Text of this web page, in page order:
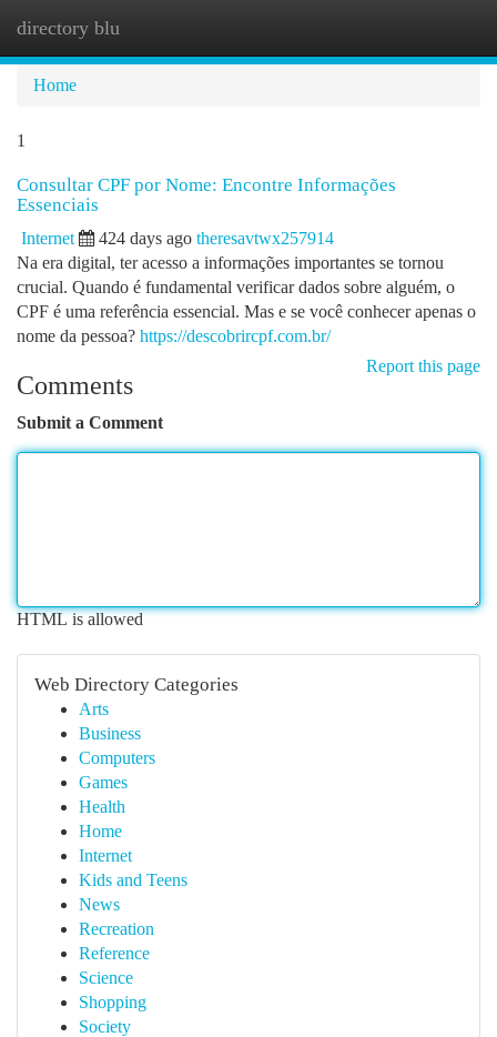
directory blu
Home
1
Consultar CPF por Nome: Encontre Informações
Essenciais
Internet 424 days ago theresavtwx257914
Na era digital, ter acesso a informações importantes se tornou
crucial. Quando é fundamental verificar dados sobre alguém, o
CPF é uma referência essencial. Mas e se você conhecer apenas o
nome da pessoa? https://descobrircpf.com.br/
Report this page
Comments
Submit a Comment
HTML is allowed
Web Directory Categories
Arts
Business
Computers
Games
Health
Home
Internet
Kids and Teens
News
Recreation
Reference
Science
Shopping
Society